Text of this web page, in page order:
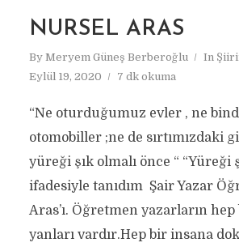
NURSEL ARAS
By Meryem Güneş Berberoğlu In
Eylül 19, 2020
7 dk okuma
“Ne oturduğumuz evler , ne
otomobiller ;ne de sırtımızdaki
yüreği şık olmalı önce “ “Yüreği
ifadesiyle tanıdım Şair Yazar
Aras’ı. Öğretmen yazarların
yanları vardır.Hep bir insana